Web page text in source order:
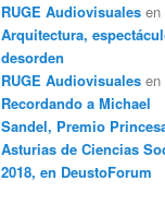
RUGE Audiovisuales en
Arquitectura,
desorden
RUGE Audiovisuales en
Recordando a Michael
Sandel, Premio
Asturias de Ciencias
2018, en DeustoForum